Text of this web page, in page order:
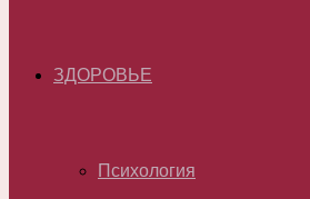
ЗДОРОВЬЕ
Психология